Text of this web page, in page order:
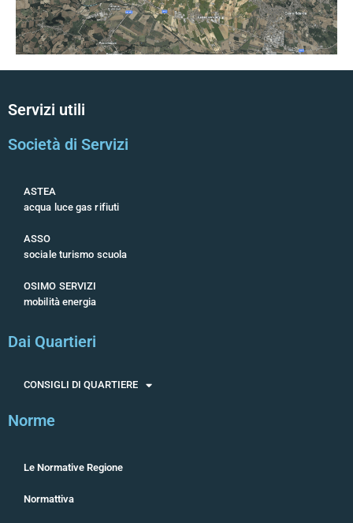
Servizi utili
Società di Servizi
ASTEA
acqua luce gas rifiuti
ASSO
sociale turismo scuola
OSIMO SERVIZI
mobilità energia
Dai Quartieri
CONSIGLI DI QUARTIERE
Norme
Le Normative Regione
Normattiva